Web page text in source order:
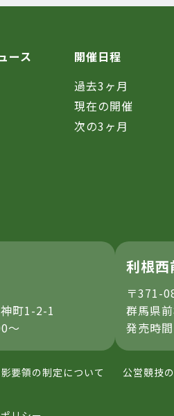
ース
開催日程
過去3ヶ月
現在の開催
次の3ヶ月
町1-2-1
～
利根西
〒371-
群馬県
発売時
要領の制定について 公営競技